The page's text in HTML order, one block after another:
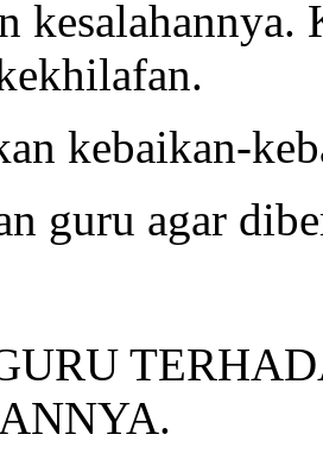
kesalahannya.
kebaikan-
guru agar